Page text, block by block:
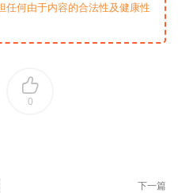
任何由于内容的合法性及健康性
0
下一篇